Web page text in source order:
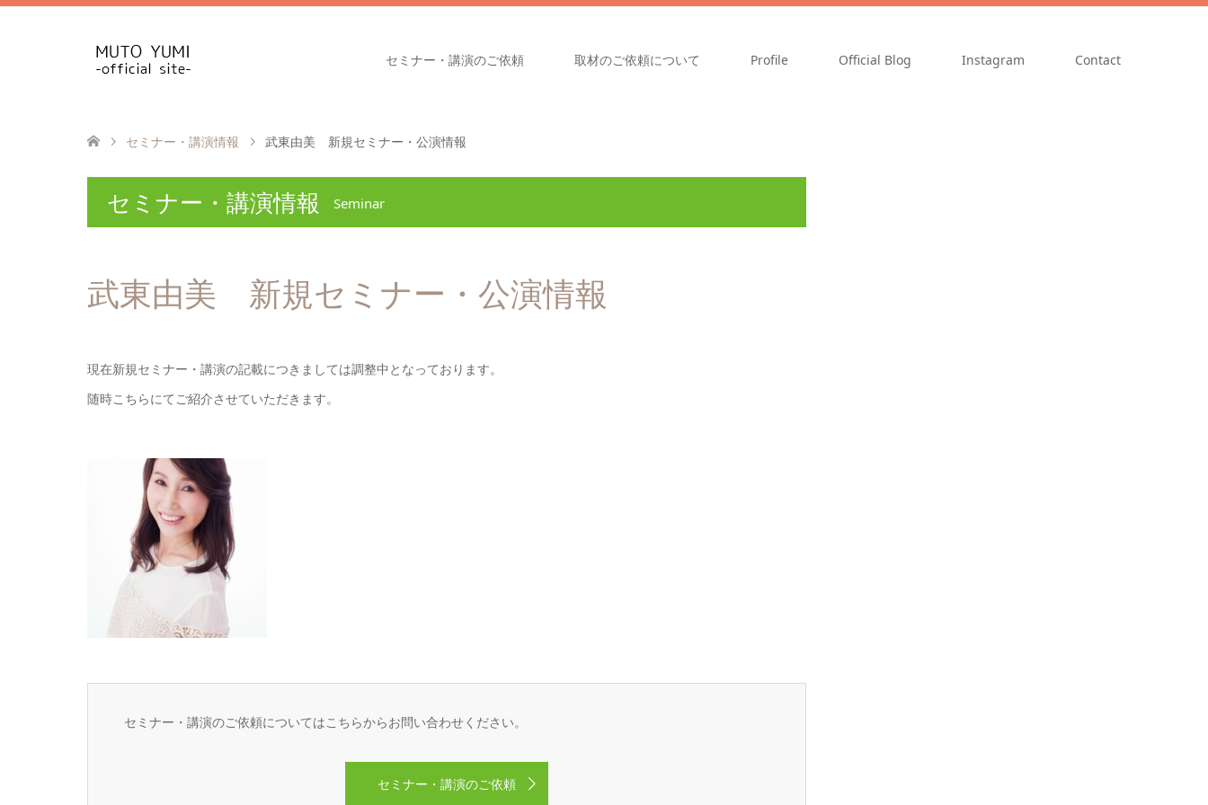
セミナー・講演のご依頼 取材のご依頼について Profile Official Blog Instagram Contact
セミナー・講演情報 武東由美 新規セミナー・公演情報
セミナー・講演情報 Seminar
武東由美 新規セミナー・公演情報
現在新規セミナー・講演の記載につきましては調整中となっております。
随時こちらにてご紹介させていただきます。
セミナー・講演のご依頼についてはこちらからお問い合わせください。
セミナー・講演のご依頼